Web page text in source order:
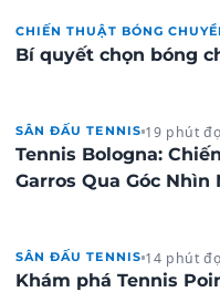
CHIẾN THUẬT BÓNG
Bí quyết chọn bóng
SÂN ĐẤU TENNIS 19 phút
Tennis Bologna:
Garros Qua Góc Nhìn
SÂN ĐẤU TENNIS 14 phút
Khám phá Tennis